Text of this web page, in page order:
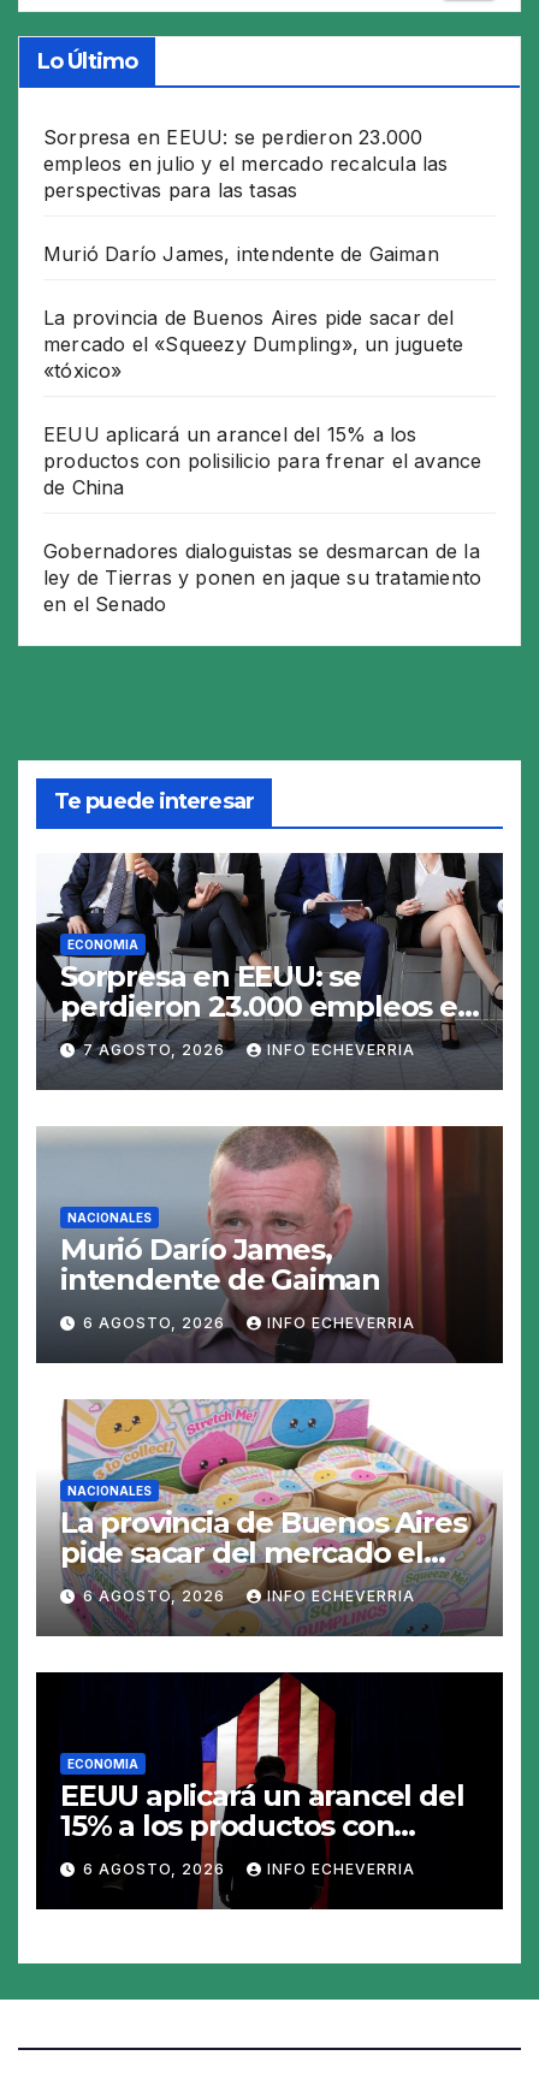
Lo Último
Sorpresa en EEUU: se perdieron 23.000
empleos en julio y el mercado recalcula las
perspectivas para las tasas
Murió Darío James, intendente de Gaiman
La provincia de Buenos Aires pide sacar del
mercado el «Squeezy Dumpling», un juguete
«tóxico»
EEUU aplicará un arancel del 15% a los
productos con polisilicio para frenar el avance
de China
Gobernadores dialoguistas se desmarcan de la
ley de Tierras y ponen en jaque su tratamiento
en el Senado
Te puede interesar
ECONOMIA
Sorpresa en EEUU: se
perdieron 23.000 empleos en
julio y el mercado recalcula
las perspectivas para las
tasas
7 AGOSTO, 2026 INFO ECHEVERRIA
NACIONALES
Murió Darío James,
intendente de Gaiman
6 AGOSTO, 2026 INFO ECHEVERRIA
NACIONALES
La provincia de Buenos Aires
pide sacar del mercado el
«Squeezy Dumpling», un
juguete «tóxico»
6 AGOSTO, 2026 INFO ECHEVERRIA
ECONOMIA
EEUU aplicará un arancel del
15% a los productos con
polisilicio para frenar el
avance de China
6 AGOSTO, 2026 INFO ECHEVERRIA